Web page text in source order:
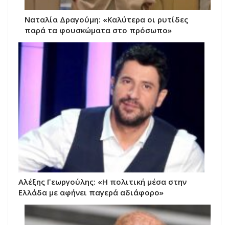
Ναταλία Δραγούμη: «Καλύτερα οι ρυτίδες
παρά τα φουσκώματα στο πρόσωπο»
Αλέξης Γεωργούλης: «Η πολιτική μέσα στην
Ελλάδα με αφήνει παγερά αδιάφορο»